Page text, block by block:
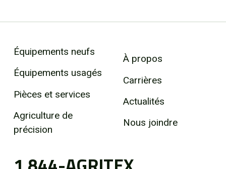
Équipements neufs
Équipements usagés
Pièces et services
Agriculture de
précision
À propos
Carrières
Actualités
Nous joindre